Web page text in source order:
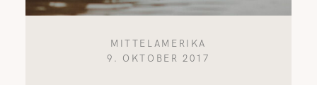
MITTELAMERIKA
9. OKTOBER 2017